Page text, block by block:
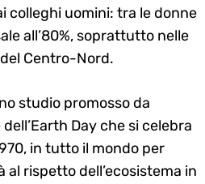
colleghi uomini: tra le donne
all’80%, soprattutto nelle
Centro-Nord.
studio promosso da
Day che si celebra
in tutto il mondo per
al rispetto dell’ecosistema in